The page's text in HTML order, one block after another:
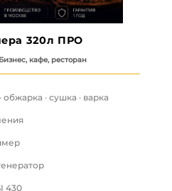
320л ПРО
кафе, ресторан
обжарка · сушка · варка
430